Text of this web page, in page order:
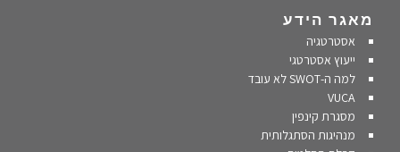
מאגר הידע
אסטרטגיה
ייעוץ אסטרטגי
למה ה-SWOT לא עובד
VUCA
מסגרת קינפין
מנהיגות הסתגלותית